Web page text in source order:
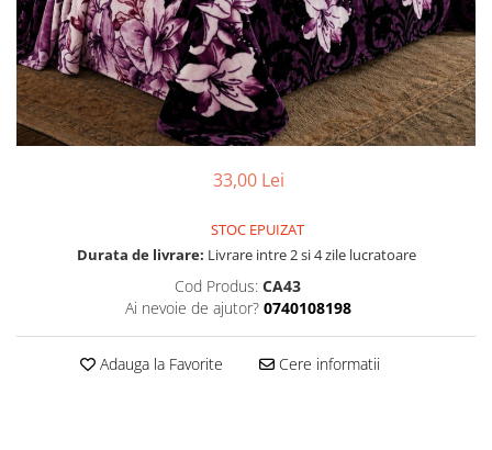
33,00 Lei
STOC EPUIZAT
Durata de livrare: Livrare intre 2 si 4 zile lucratoare
Cod Produs: CA43
Ai nevoie de ajutor? 0740108198
Adauga la Favorite Cere informatii